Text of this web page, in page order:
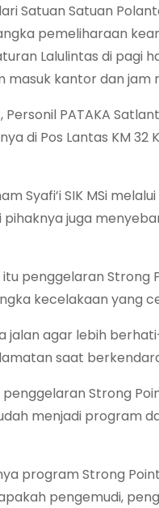
Satuan Satuan
pemeliharaan
Lalulintas di pagi
kantor dan jam
PATAKA
di Pos Lantas KM
Syafi’i SIK MSi
pihaknya juga
itu penggelaran
kecelakaan yang
jalan agar lebih
saat
Strong
menjadi program
program Strong
pengemudi,